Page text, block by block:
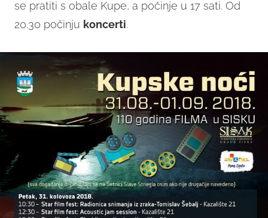
se pratiti s obale Kupe, a počinje u 17 sati. Od
20.30 počinju koncerti.